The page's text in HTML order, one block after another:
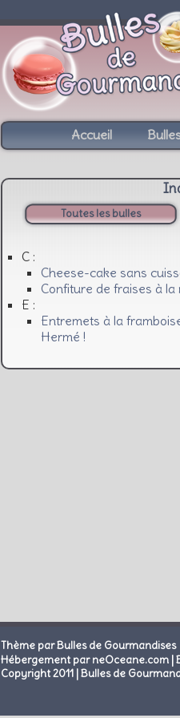
Accueil
Toutes les bulles
C :
Cheese-cake sans
Confiture de fraises à
E :
Entremets à la
Hermé !
Thème par Bulles de Gourmandises
Hébergement par neOceane.com |
Copyright 2011 | Bulles de